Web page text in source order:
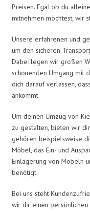
Preisen. Egal ob du
mitnehmen möchtest, wir
Unsere erfahrenen und
um den sicheren
Dabei legen wir großen
schonenden Umgang mit
dich darauf verlassen,
ankommt.
Um deinen Umzug von
zu gestalten, bieten wir
gehören beispielsweise
Möbel, das Ein- und
Einlagerung von Möbeln
benötigt.
Bei uns steht
wir dir einen persönlichen